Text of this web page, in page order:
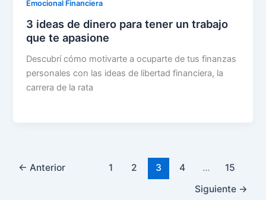
Emocional Financiera
3 ideas de dinero para tener un trabajo
que te apasione
Descubrí cómo motivarte a ocuparte de tus finanzas
personales con las ideas de libertad financiera, la
carrera de la rata
← Anterior 1 2 3 4 …
15
Siguiente →